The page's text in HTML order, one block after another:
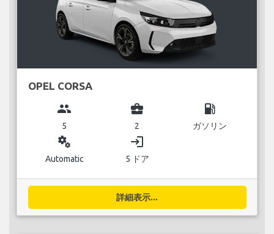
OPEL CORSA
group
5
business_center
2
local_gas_station
ガソリン
miscellaneous_services
Automatic
login
5 ドア
詳細表示...